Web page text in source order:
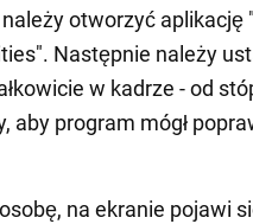
otworzyć aplikację
Następnie należy
w kadrze - od
aby program mógł
na ekranie pojawi